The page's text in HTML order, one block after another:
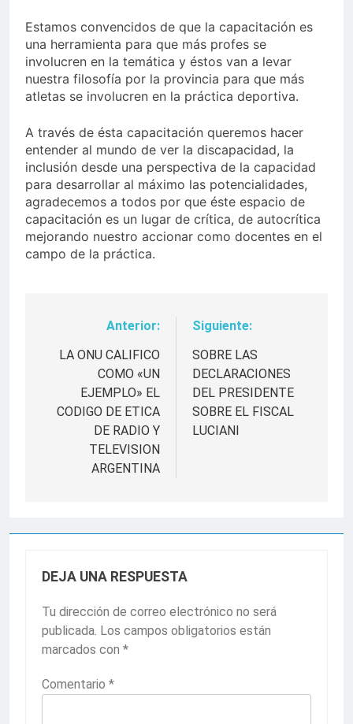
Estamos convencidos de que la capacitación es
una herramienta para que más profes se
involucren en la temática y éstos van a levar
nuestra filosofía por la provincia para que más
atletas se involucren en la práctica deportiva.
A través de ésta capacitación queremos hacer
entender al mundo de ver la discapacidad, la
inclusión desde una perspectiva de la capacidad
para desarrollar al máximo las potencialidades,
agradecemos a todos por que éste espacio de
capacitación es un lugar de crítica, de autocrítica
mejorando nuestro accionar como docentes en el
campo de la práctica.
Navegación
de
entradas
Anterior:
LA ONU CALIFICO
COMO «UN
EJEMPLO» EL
CODIGO DE ETICA
DE RADIO Y
TELEVISION
ARGENTINA
Siguiente:
SOBRE LAS
DECLARACIONES
DEL PRESIDENTE
SOBRE EL FISCAL
LUCIANI
DEJA UNA RESPUESTA
Tu dirección de correo electrónico no será
publicada. Los campos obligatorios están
marcados con *
Comentario *